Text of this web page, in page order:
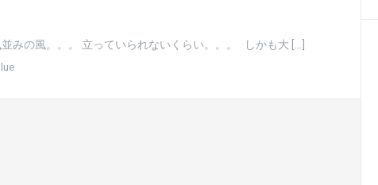
みの風。。。 立っていられないくらい。。。 しかも大 […]